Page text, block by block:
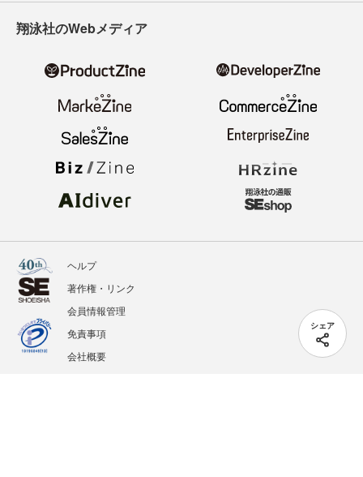
シェア
翔泳社のWebメディア
ヘルプ
著作権・リンク
会員情報管理
免責事項
会社概要